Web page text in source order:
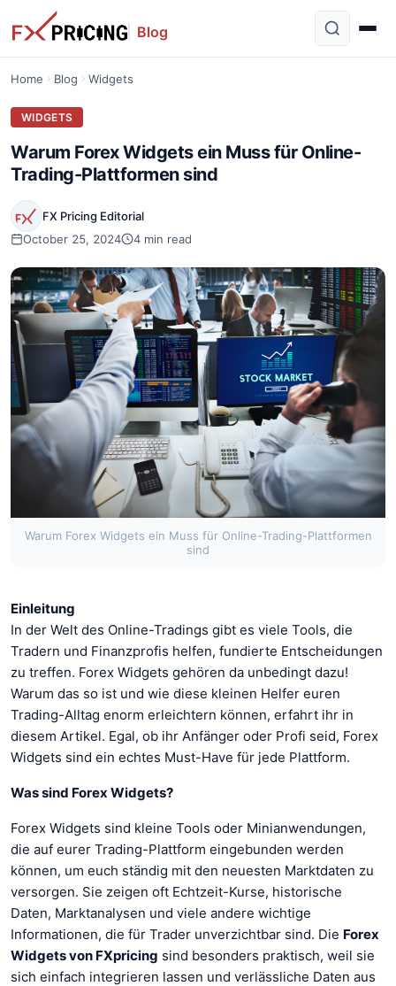
Blog
Home Blog Widgets
WIDGETS
Warum Forex Widgets ein Muss für Online-
Trading-Plattformen sind
FX Pricing Editorial
October 25, 2024
4 min read
Warum Forex Widgets ein Muss für Online-Trading-Plattformen
sind
Einleitung
In der Welt des Online-Tradings gibt es viele Tools, die
Tradern und Finanzprofis helfen, fundierte Entscheidungen
zu treffen. Forex Widgets gehören da unbedingt dazu!
Warum das so ist und wie diese kleinen Helfer euren
Trading-Alltag enorm erleichtern können, erfahrt ihr in
diesem Artikel. Egal, ob ihr Anfänger oder Profi seid, Forex
Widgets sind ein echtes Must-Have für jede Plattform.
Was sind Forex Widgets?
Forex Widgets sind kleine Tools oder Minianwendungen,
die auf eurer Trading-Plattform eingebunden werden
können, um euch ständig mit den neuesten Marktdaten zu
versorgen. Sie zeigen oft Echtzeit-Kurse, historische
Daten, Marktanalysen und viele andere wichtige
Informationen, die für Trader unverzichtbar sind. Die Forex
Widgets von FXpricing sind besonders praktisch, weil sie
sich einfach integrieren lassen und verlässliche Daten aus